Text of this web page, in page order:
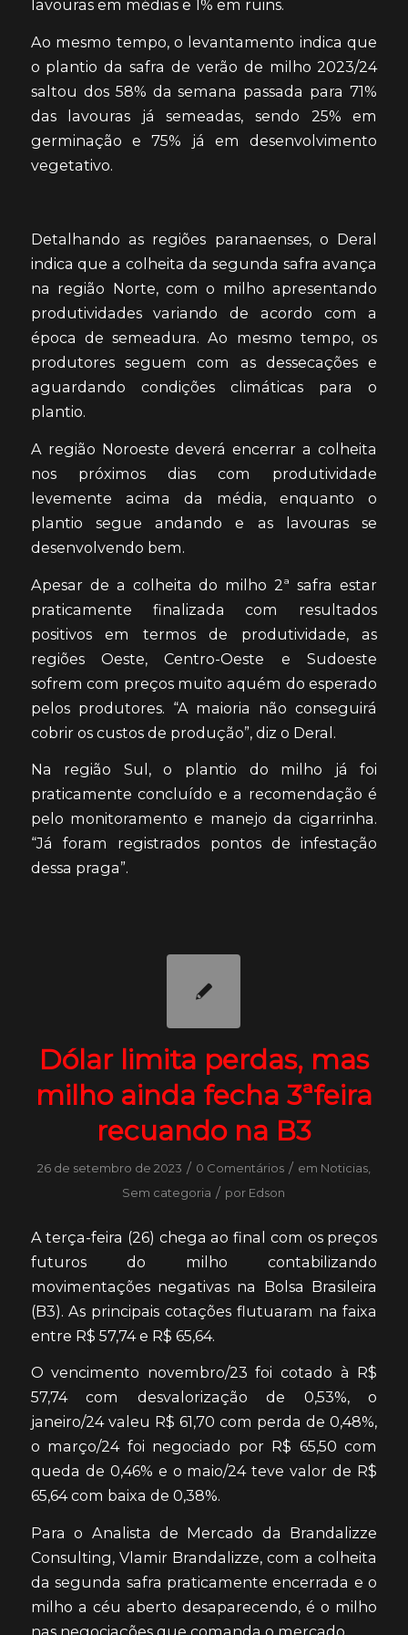
lavouras em médias e 1% em ruins.
Ao mesmo tempo, o levantamento indica que
o plantio da safra de verão de milho 2023/24
saltou dos 58% da semana passada para 71%
das lavouras já semeadas, sendo 25% em
germinação e 75% já em desenvolvimento
vegetativo.
Detalhando as regiões paranaenses, o Deral
indica que a colheita da segunda safra avança
na região Norte, com o milho apresentando
produtividades variando de acordo com a
época de semeadura. Ao mesmo tempo, os
produtores seguem com as dessecações e
aguardando condições climáticas para o
plantio.
A região Noroeste deverá encerrar a colheita
nos próximos dias com produtividade
levemente acima da média, enquanto o
plantio segue andando e as lavouras se
desenvolvendo bem.
Apesar de a colheita do milho 2ª safra estar
praticamente finalizada com resultados
positivos em termos de produtividade, as
regiões Oeste, Centro-Oeste e Sudoeste
sofrem com preços muito aquém do esperado
pelos produtores. “A maioria não conseguirá
cobrir os custos de produção”, diz o Deral.
Na região Sul, o plantio do milho já foi
praticamente concluído e a recomendação é
pelo monitoramento e manejo da cigarrinha.
“Já foram registrados pontos de infestação
dessa praga”.
Dólar limita perdas, mas
milho ainda fecha 3ªfeira
recuando na B3
26 de setembro de 2023 / 0 Comentários / em Noticias,
Sem categoria / por Edson
A terça-feira (26) chega ao final com os preços
futuros do milho contabilizando
movimentações negativas na Bolsa Brasileira
(B3). As principais cotações flutuaram na faixa
entre R$ 57,74 e R$ 65,64.
O vencimento novembro/23 foi cotado à R$
57,74 com desvalorização de 0,53%, o
janeiro/24 valeu R$ 61,70 com perda de 0,48%,
o março/24 foi negociado por R$ 65,50 com
queda de 0,46% e o maio/24 teve valor de R$
65,64 com baixa de 0,38%.
Para o Analista de Mercado da Brandalizze
Consulting, Vlamir Brandalizze, com a colheita
da segunda safra praticamente encerrada e o
milho a céu aberto desaparecendo, é o milho
nas negociações que comanda o mercado.